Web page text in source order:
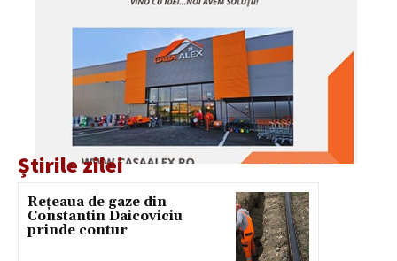
Știrile zilei
Rețeaua de gaze din
Constantin Daicoviciu
prinde contur